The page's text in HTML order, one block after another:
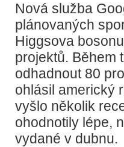
Nová služba
plánovaných
Higgsova
projektů. Během
odhadnout 80
ohlásil americký
vyšlo několik
ohodnotily lépe,
vydané v dubnu.